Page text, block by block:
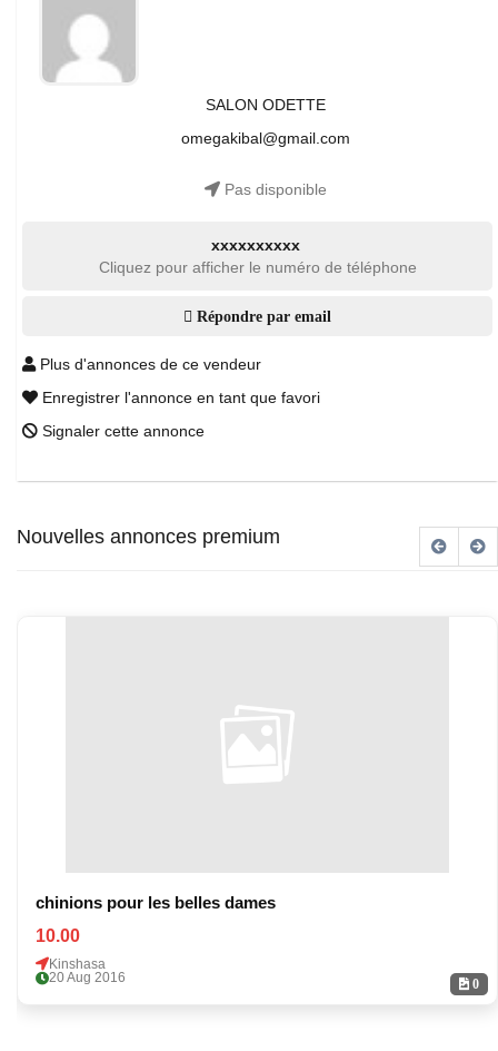
SALON ODETTE
omegakibal@gmail.com
Pas disponible
xxxxxxxxxx
Cliquez pour afficher le numéro de téléphone
Répondre par email
Plus d'annonces de ce vendeur
Enregistrer l'annonce en tant que favori
Signaler cette annonce
Nouvelles annonces premium
0
chinions pour les belles dames
10.00
Kinshasa
20 Aug 2016